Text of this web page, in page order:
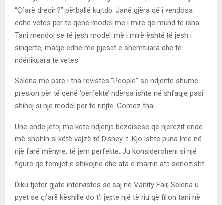
“Çfarë dreqin?” përballë kujtdo. Janë gjëra që i vendosa
edhe vetes për të qenë modeli më i mirë që mund të isha.
Tani mendoj se të jesh modeli më i mirë është të jesh i
sinqertë, madje edhe me pjesët e shëmtuara dhe të
ndërlikuara të vetes.
Selena më parë i tha revistës “People” se ndjente shumë
presion për të qenë ‘perfekte’ ndërsa ishte në shfaqje pasi
shihej si një model për të rinjtë. Gomez tha:
Unë ende jetoj me këtë ndjenjë bezdisëse që njerëzit ende
më shohin si këtë vajzë të Disney-t. Kjo ishte puna ime në
një farë mënyre, të jem perfekte. Ju konsideroheni si një
figurë që fëmijët e shikojnë dhe ata e marrin atë seriozisht.
Diku tjetër gjatë intervistës së saj në Vanity Fair, Selena u
pyet se çfarë këshille do t’i jepte një të riu që fillon tani në